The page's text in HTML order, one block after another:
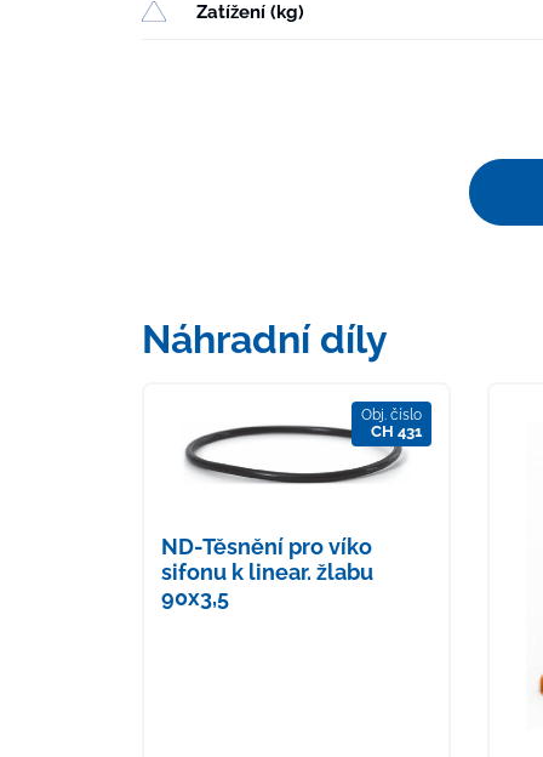
Zatížení (kg)
Náhradní díly
Obj. číslo
CH 431
ND-Těsnění pro víko
sifonu k linear. žlabu
90x3,5